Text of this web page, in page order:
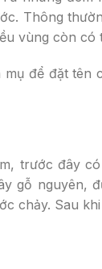
Thông
vùng còn có
để đặt
trước đây
gỗ nguyên,
chảy. Sau